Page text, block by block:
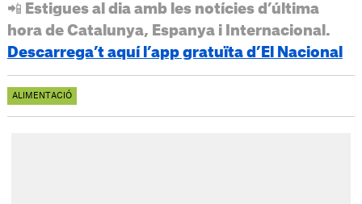
📲 Estigues al dia amb les notícies d’última
hora de Catalunya, Espanya i Internacional.
Descarrega’t aquí l’app gratuïta d’El Nacional
ALIMENTACIÓ